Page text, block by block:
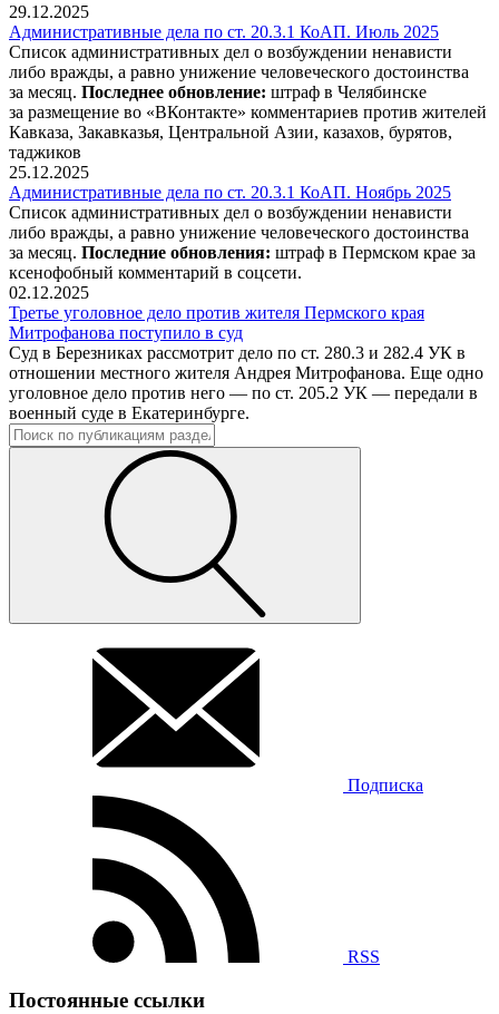
29.12.2025
Административные дела по ст. 20.3.1 КоАП. Июль 2025
Список административных дел о возбуждении ненависти
либо вражды, а равно унижение человеческого достоинства
за месяц. Последнее обновление: штраф в Челябинске
за размещение во «ВКонтакте» комментариев против жителей
Кавказа, Закавказья, Центральной Азии, казахов, бурятов,
таджиков
25.12.2025
Административные дела по ст. 20.3.1 КоАП. Ноябрь 2025
Список административных дел о возбуждении ненависти
либо вражды, а равно унижение человеческого достоинства
за месяц. Последние обновления: штраф в Пермском крае за
ксенофобный комментарий в соцсети.
02.12.2025
Третье уголовное дело против жителя Пермского края
Митрофанова поступило в суд
Суд в Березниках рассмотрит дело по ст. 280.3 и 282.4 УК в
отношении местного жителя Андрея Митрофанова. Еще одно
уголовное дело против него — по ст. 205.2 УК — передали в
военный суде в Екатеринбурге.
Подписка
RSS
Постоянные ссылки